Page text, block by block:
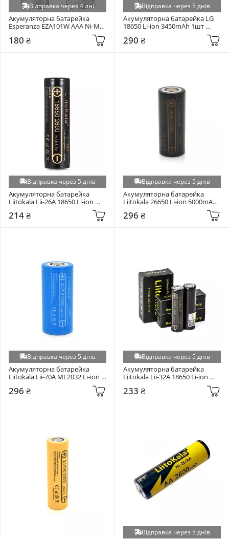
Відправка через 4 дні
Акумуляторна батарейка
Esperanza EZA101W AAA Ni-MH
180 ₴
Відправка через 5 днів
Акумуляторна батарейка LG
18650 Li-ion 3450mAh 1шт
290 ₴
Відправка через 5 днів
Акумуляторна батарейка
Liitokala Lii-26A 18650 Li-ion
214 ₴
Відправка через 5 днів
Акумуляторна батарейка
Liitokala 26650 Li-ion 5000mAh
296 ₴
Відправка через 5 днів
Акумуляторна батарейка
Liitokala Lii-70A ML2032 Li-ion
296 ₴
Відправка через 5 днів
Акумуляторна батарейка
Liitokala Lii-32A 18650 Li-ion
233 ₴
Відправка через 5 днів